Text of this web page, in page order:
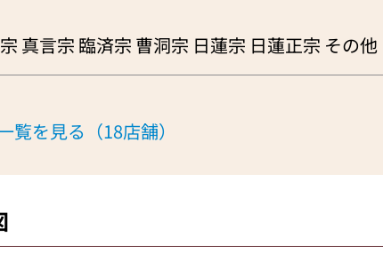
真言宗 臨済宗 曹洞宗 日蓮宗 日蓮正宗 その他
を見る（18店舗）